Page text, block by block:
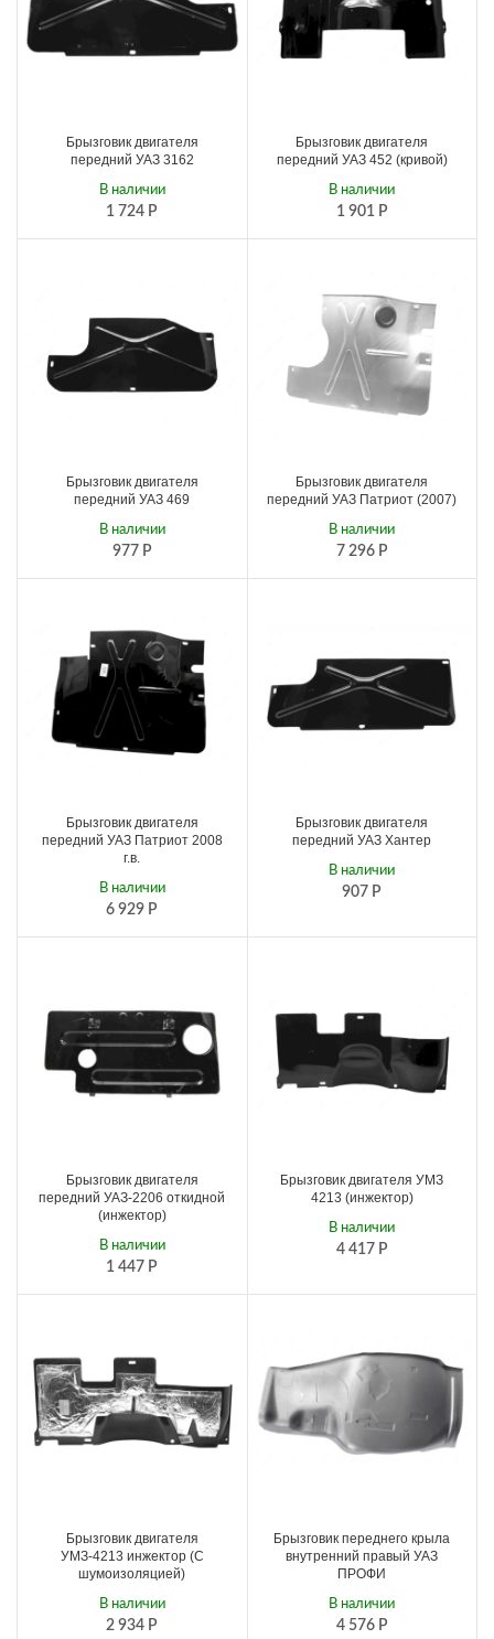
Брызговик двигателя
передний УАЗ 3162
1 724 Р
В наличии
Брызговик двигателя
передний УАЗ 452 (кривой)
1 901 Р
В наличии
Брызговик двигателя
передний УАЗ 469
977 Р
В наличии
Брызговик двигателя
передний УАЗ Патриот (2007)
7 296 Р
В наличии
Брызговик двигателя
передний УАЗ Патриот 2008
г.в.
6 929 Р
В наличии
Брызговик двигателя
передний УАЗ Хантер
907 Р
В наличии
Брызговик двигателя
передний УАЗ-2206 откидной
(инжектор)
1 447 Р
В наличии
Брызговик двигателя УМЗ
4213 (инжектор)
4 417 Р
В наличии
Брызговик двигателя
УМЗ-4213 инжектор (С
шумоизоляцией)
2 934 Р
В наличии
Брызговик переднего крыла
внутренний правый УАЗ
ПРОФИ
4 576 Р
В наличии